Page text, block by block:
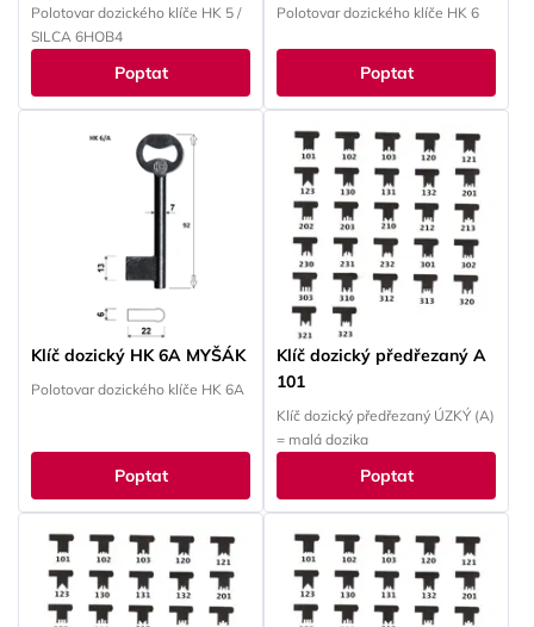
Polotovar dozického klíče HK 5 /
SILCA 6HOB4
Poptat
Polotovar dozického klíče HK 6
Poptat
Klíč dozický HK 6A MYŠÁK
Polotovar dozického klíče HK 6A
Poptat
Klíč dozický předřezaný A
101
Klíč dozický předřezaný ÚZKÝ (A)
= malá dozika
Poptat